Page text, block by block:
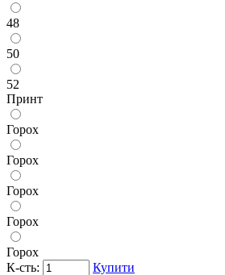
48
50
52
Принт
Горох
Горох
Горох
Горох
Горох
К-сть:
Купити